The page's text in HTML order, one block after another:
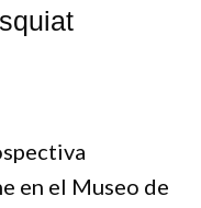
en el Museo de